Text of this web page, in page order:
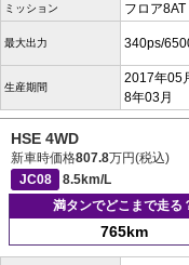
ミッション フロア8AT
最大出力 340ps/
生産期間
2017年05
8年03月
HSE 4WD
新車時価格807.8万円(税込)
JC08
8.5km/L
満タンでどこまで走る
765km